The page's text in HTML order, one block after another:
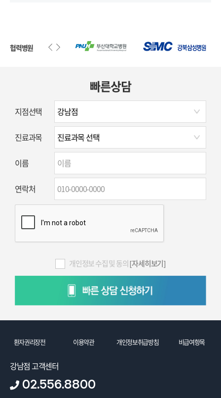
협력병원
빠른상담
지점선택
진료과목
이름
연락처
개인정보 수집 및 동의[자세히보기]
환자권리장전 이용약관 개인정보취급방침 비급여항목
강남점 고객센터
02.556.8800